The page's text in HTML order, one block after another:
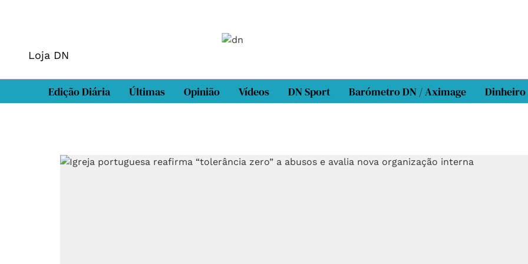
Loja DN
Edição Diária Últimas Opinião Vídeos DN Sport Barómetro DN / Aximage Dinheiro